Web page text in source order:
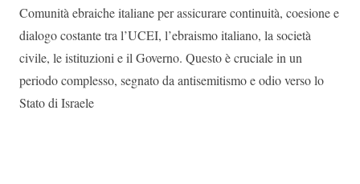
Comunità ebraiche italiane per assicurare continuità, coesione e
dialogo costante tra l’UCEI, l’ebraismo italiano, la società
civile, le istituzioni e il Governo. Questo è cruciale in un
periodo complesso, segnato da antisemitismo e odio verso lo
Stato di Israele